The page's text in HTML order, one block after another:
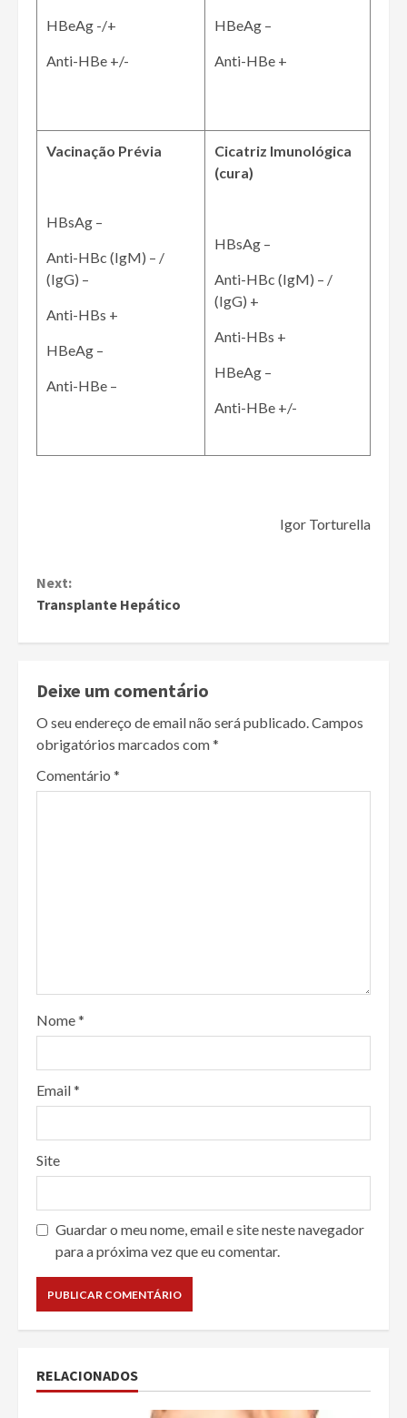
HBeAg -/+
Anti-HBe +/-
HBeAg –
Anti-HBe +
Vacinação Prévia
HBsAg –
Anti-HBc (IgM) – /
(IgG) –
Anti-HBs +
HBeAg –
Anti-HBe –
Cicatriz Imunológica
(cura)
HBsAg –
Anti-HBc (IgM) – /
(IgG) +
Anti-HBs +
HBeAg –
Anti-HBe +/-
Igor Torturella
Continue
Reading
Next:
Transplante Hepático
Deixe um comentário
O seu endereço de email não será publicado.Campos
obrigatórios marcados com*
Comentário *
Nome*
Email*
Site
Guardar o meu nome, email e site neste navegador
para a próxima vez que eu comentar.
RELACIONADOS